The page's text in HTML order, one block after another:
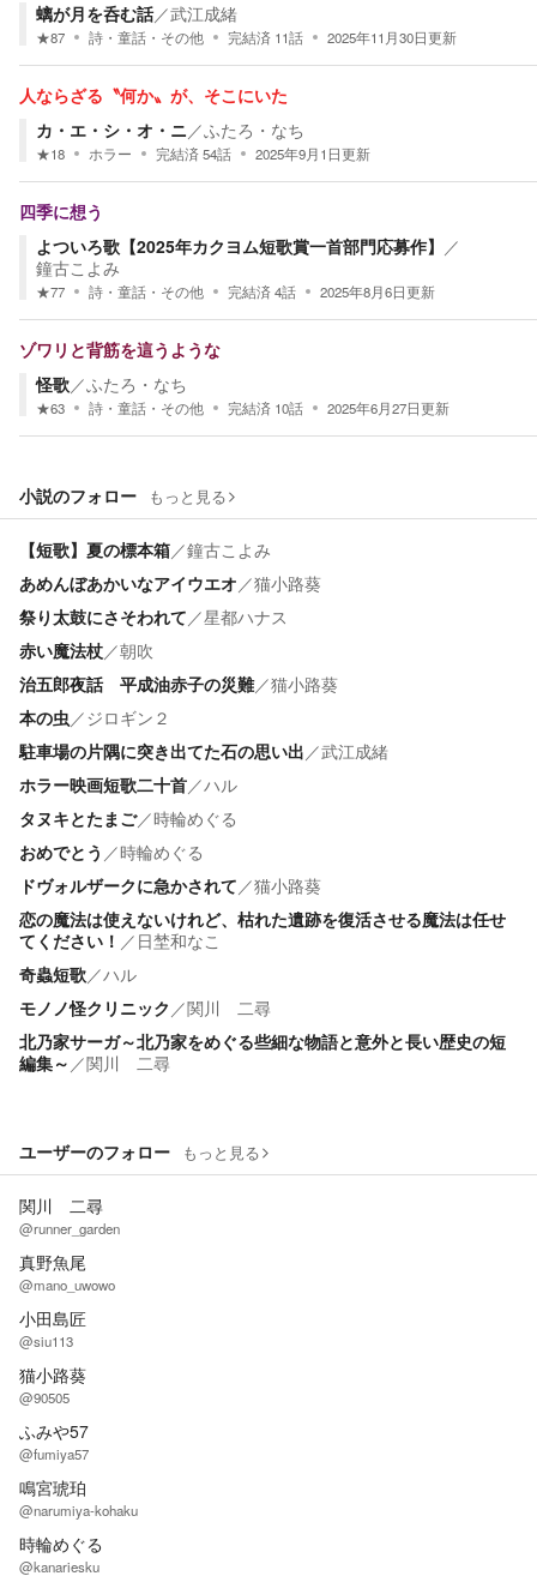
螭が月を呑む話／武江成緒
★87 詩・童話・その他 完結済 11話 2025年11月30日更新
人ならざる〝何か〟が、そこにいた
カ・エ・シ・オ・ニ／ふたろ・なち
★18 ホラー 完結済54話 2025年9月1日更新
四季に想う
よついろ歌【2025年カクヨム短歌賞一首部門応募作】 ／
鐘古こよみ
★77 詩・童話・その他 完結済4話 2025年8月6日更新
ゾワリと背筋を這うような
怪歌／ふたろ・なち
★63 詩・童話・その他 完結済 10話 2025年6月27日更新
小説のフォロー もっと見る
【短歌】夏の標本箱／鐘古こよみ
あめんぼあかいなアイウエオ／猫小路葵
祭り太鼓にさそわれて／星都ハナス
赤い魔法杖／朝吹
治五郎夜話 平成油赤子の災難／猫小路葵
本の虫／ジロギン２
駐車場の片隅に突き出てた石の思い出／武江成緒
ホラー映画短歌二十首／ハル
タヌキとたまご／時輪めぐる
おめでとう ／時輪めぐる
ドヴォルザークに急かされて／猫小路葵
恋の魔法は使えないけれど、枯れた遺跡を復活させる魔法は任せ
てください！ ／ 日埜和なこ
奇蟲短歌／ハル
モノノ怪クリニック ／関川 二尋
北乃家サーガ～北乃家をめぐる些細な物語と意外と長い歴史の短
編集～ ／関川 二尋
ユーザーのフォロー もっと見る
関川 二尋
@runner_garden
真野魚尾
@mano_uwowo
小田島匠
@siu113
猫小路葵
@90505
ふみや57
@fumiya57
鳴宮琥珀
@narumiya-kohaku
時輪めぐる
@kanariesku